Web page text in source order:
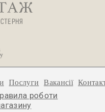
Послуги Вакансії
роботи